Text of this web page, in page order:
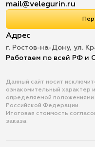
mail@velegurin.ru
Адрес
г. Ростов-на-Дону, ул.
Работаем по всей РФ и
Данный сайт носит
ознакомительный характер
определяемой положениями
Российской Федерации.
Итоговая стоимость
заказа.